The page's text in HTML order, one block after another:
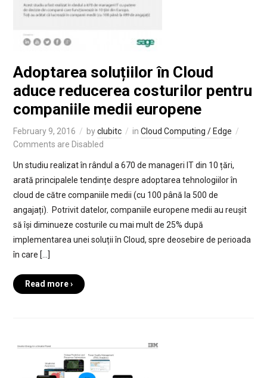
Adoptarea soluțiilor în Cloud
aduce reducerea costurilor pentru
companiile medii europene
February 9, 2016 byclubitc in Cloud Computing / Edge
Comments are Disabled
Un studiu realizat în rândul a 670 de manageri IT din 10 țări,
arată principalele tendințe despre adoptarea tehnologiilor în
cloud de către companiile medii (cu 100 până la 500 de
angajați). Potrivit datelor, companiile europene medii au reușit
să își diminueze costurile cu mai mult de 25% după
implementarea unei soluții în Cloud, spre deosebire de perioada
în care […]
Read more ›